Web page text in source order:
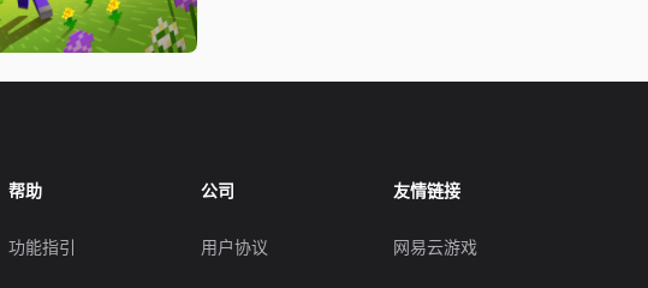
帮助
功能指引
公司
用户协议
友情链接
网易云游戏